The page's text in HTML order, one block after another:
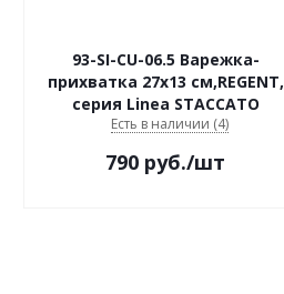
93-SI-CU-06.5 Варежка-
прихватка 27х13 см,REGENT,
серия Linea STACCATO
Есть в наличии (4)
790 руб./шт